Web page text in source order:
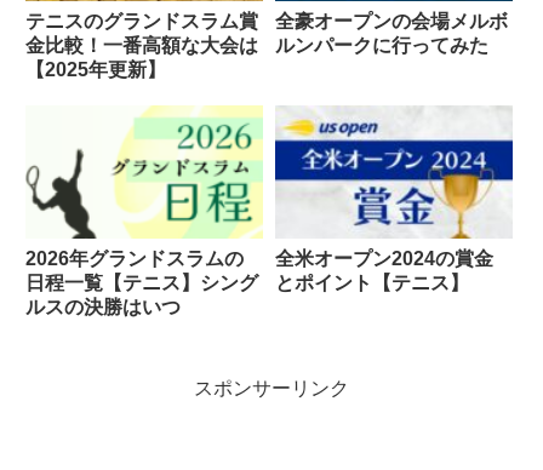
テニスのグランドスラム賞
金比較！一番高額な大会は
【2025年更新】
全豪オープンの会場メルボ
ルンパークに行ってみた
2026年グランドスラムの
日程一覧【テニス】シング
ルスの決勝はいつ
全米オープン2024の賞金
とポイント【テニス】
スポンサーリンク